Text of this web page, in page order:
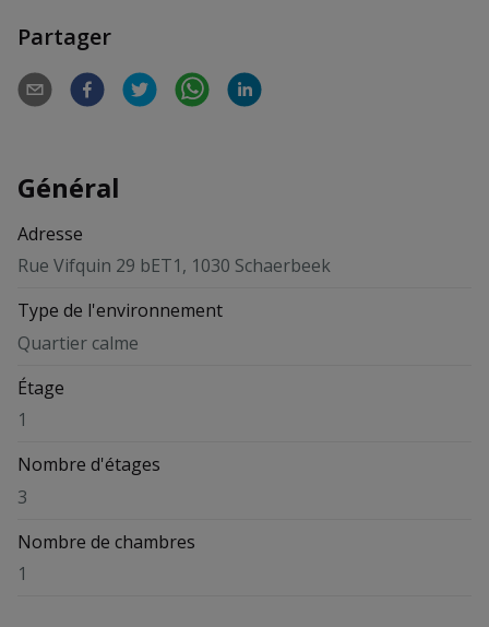
Partager
Général
Adresse
Rue Vifquin 29 bET1, 1030 Schaerbeek
Type de l'environnement
Quartier calme
Étage
1
Nombre d'étages
3
Nombre de chambres
1